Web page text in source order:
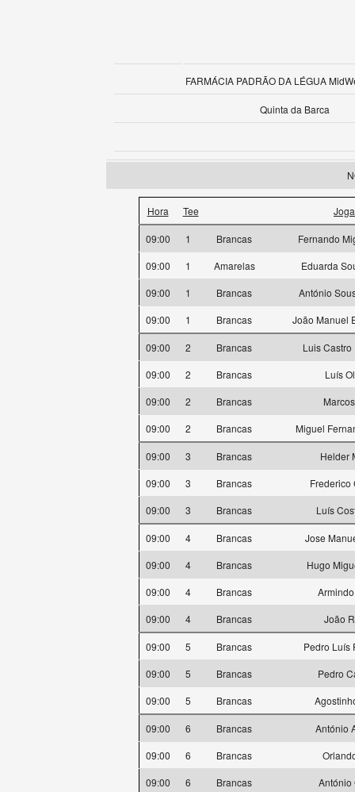
FARMÁCIA PADRÃO DA LÉGUA
Quinta da Barca
Hora Tee
09:00 1 Brancas
Fernando
09:00
1 Amarelas
Eduarda
09:00
1 Brancas
António
09:00
1 Brancas João Manuel
09:00 2 Brancas
Luis
09:00
2 Brancas
Luís
09:00
2 Brancas
09:00
2 Brancas Miguel
09:00 3 Brancas
Helder
09:00
3 Brancas
Frederico
09:00
3 Brancas Luís
09:00 4 Brancas
Jose
09:00
4 Brancas
Hugo
09:00
4 Brancas
09:00
4 Brancas João
09:00 5 Brancas
Pedro Luís
09:00
5 Brancas
Pedro
09:00
5 Brancas
09:00 6 Brancas
António
09:00
6 Brancas
09:00
6 Brancas
António